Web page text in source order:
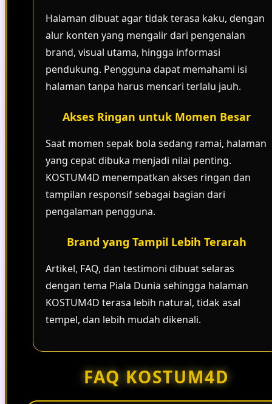
Halaman dibuat agar tidak terasa kaku, dengan
alur konten yang mengalir dari pengenalan
brand, visual utama, hingga informasi
pendukung. Pengguna dapat memahami isi
halaman tanpa harus mencari terlalu jauh.
Akses Ringan untuk Momen Besar
Saat momen sepak bola sedang ramai, halaman
yang cepat dibuka menjadi nilai penting.
KOSTUM4D menempatkan akses ringan dan
tampilan responsif sebagai bagian dari
pengalaman pengguna.
Brand yang Tampil Lebih Terarah
Artikel, FAQ, dan testimoni dibuat selaras
dengan tema Piala Dunia sehingga halaman
KOSTUM4D terasa lebih natural, tidak asal
tempel, dan lebih mudah dikenali.
FAQ KOSTUM4D